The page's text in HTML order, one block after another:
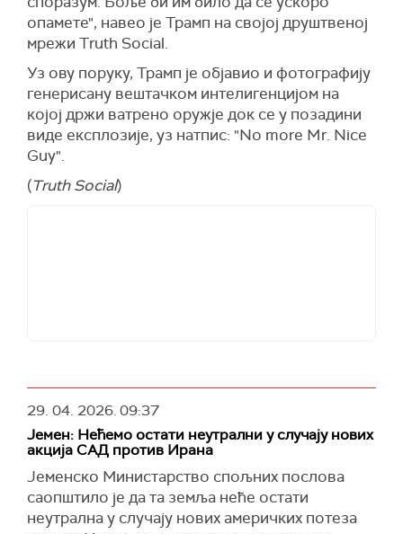
(Танјуг)
опамете", навео је Трамп на својој друштвеној
мрежи Truth Social.
Уз ову поруку, Трамп је објавио и фотографију
генерисану вештачком интелигенцијом на
којој држи ватрено оружје док се у позадини
виде експлозије, уз натпис: "No more Mr. Nice
Guy".
(Truth Social)
29. 04. 2026.09:37
Јемен: Нећемо остати неутрални у случају нових
акција САД против Ирана
Јеменско Министарство спољних послова
саопштило је да та земља неће остати
неутрална у случају нових америчких потеза